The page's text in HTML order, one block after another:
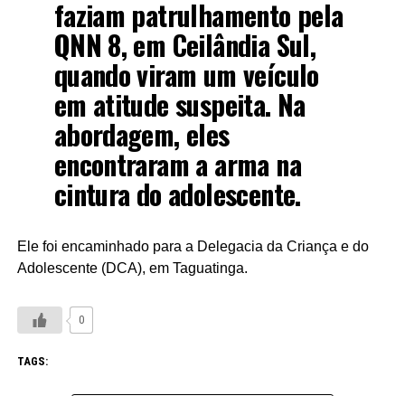
faziam patrulhamento pela
QNN 8, em Ceilândia Sul,
quando viram um veículo
em atitude suspeita. Na
abordagem, eles
encontraram a arma na
cintura do adolescente.
Ele foi encaminhado para a Delegacia da Criança e do
Adolescente (DCA), em Taguatinga.
0
TAGS: